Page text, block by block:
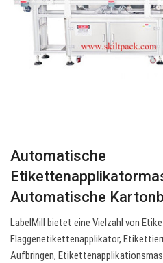
Automatische
Automatische
LabelMill bietet eine Vielzahl von
Flaggenetikettenapplikator,
Aufbringen,